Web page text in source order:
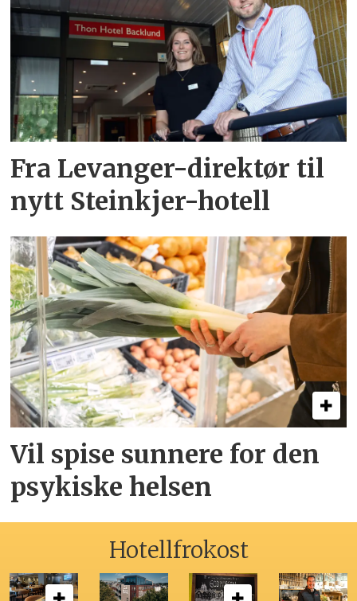
Fra Levanger-direktør til
nytt Steinkjer-hotell
Vil spise sunnere for den
psykiske helsen
Hotellfrokost